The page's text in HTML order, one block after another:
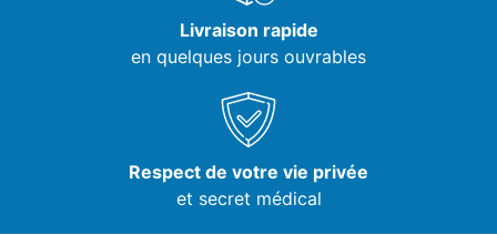
Livraison rapide
en quelques jours ouvrables
Respect de votre vie privée
et secret médical